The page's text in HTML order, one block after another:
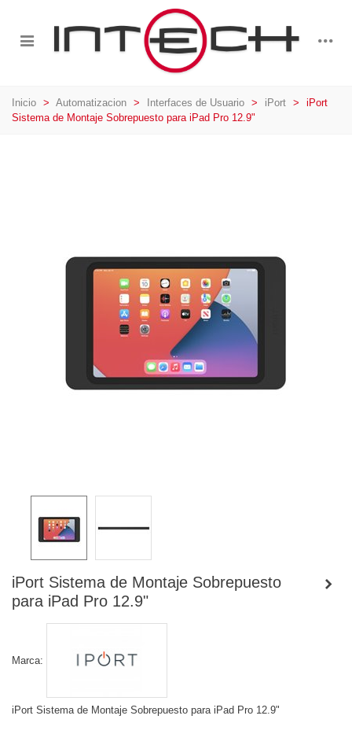
Inicio > Automatizacion > Interfaces de Usuario > iPort >
iPort
Sistema de Montaje Sobrepuesto para iPad Pro 12.9"
iPort Sistema de Montaje Sobrepuesto
para iPad Pro 12.9"
Marca:
iPort Sistema de Montaje Sobrepuesto para iPad Pro 12.9"